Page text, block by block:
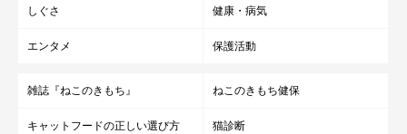
されたという説もあるようです。
しぐさ 健康・病気
エンタメ 保護活動
雑誌『ねこのきもち』 ねこのきもち健保
キャットフードの正しい選び方 猫診断